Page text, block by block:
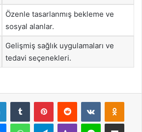
Özenle tasarlanmış bekleme ve
sosyal alanlar.
Gelişmiş sağlık uygulamaları ve
tedavi seçenekleri.
LinkedInTumblr PinterestReddit VKontakte
MessengerWhatsAppTelegramViber Line E-Posta ile